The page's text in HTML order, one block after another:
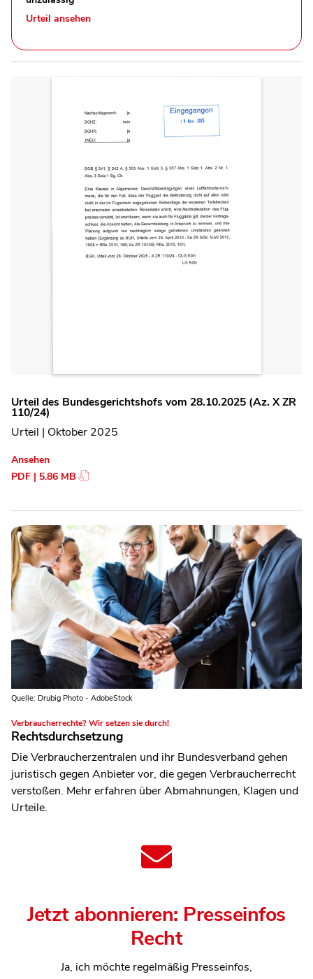
Urteil ansehen
Urteil des Bundesgerichtshofs vom 28.10.2025 (Az. X ZR
110/24)
Urteil | Oktober 2025
Ansehen
PDF | 5.86 MB
Quelle: Drubig Photo - AdobeStock
Verbraucherrechte? Wir setzen sie durch!
Rechtsdurchsetzung
Die Verbraucherzentralen und ihr Bundesverband gehen
juristisch gegen Anbieter vor, die gegen Verbraucherrecht
verstoßen. Mehr erfahren über Abmahnungen, Klagen und
Urteile.
Jetzt abonnieren: Presseinfos
Recht
Ja, ich möchte regelmäßig Presseinfos,